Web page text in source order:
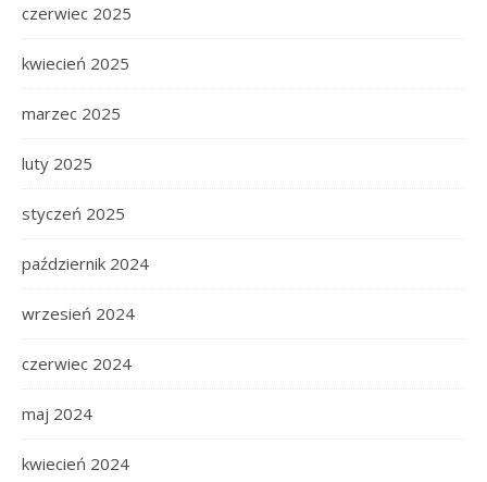
czerwiec 2025
kwiecień 2025
marzec 2025
luty 2025
styczeń 2025
październik 2024
wrzesień 2024
czerwiec 2024
maj 2024
kwiecień 2024